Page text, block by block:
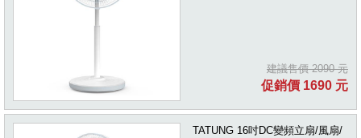
建議售價 2090 元
促銷價 1690 元
TATUNG 16吋DC變頻立扇/風扇/